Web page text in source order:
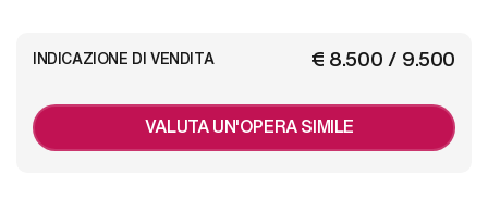
€ 8.500 / 9.500
INDICAZIONE DI VENDITA
VALUTA UN'OPERA SIMILE